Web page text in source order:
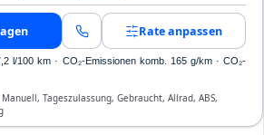
Rate anpassen
l/100 km · CO₂-Emissionen komb. 165 g/km · CO₂-
Tageszulassung, Gebraucht, Allrad, ABS,